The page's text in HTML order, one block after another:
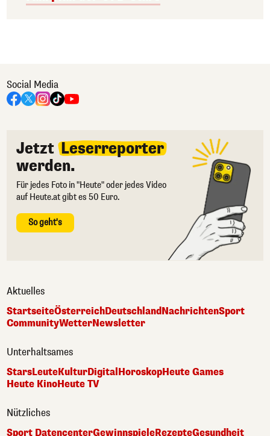
Social Media
Jetzt Leserreporter
werden.
Für jedes Foto in "Heute" oder jedes Video
auf Heute.at gibt es 50 Euro.
So geht's
Aktuelles
StartseiteÖsterreichDeutschlandNachrichtenSport
CommunityWetterNewsletter
Unterhaltsames
StarsLeuteKulturDigital HoroskopHeute Games
Heute KinoHeute TV
Nützliches
Sport DatencenterGewinnspieleRezepteGesundheit